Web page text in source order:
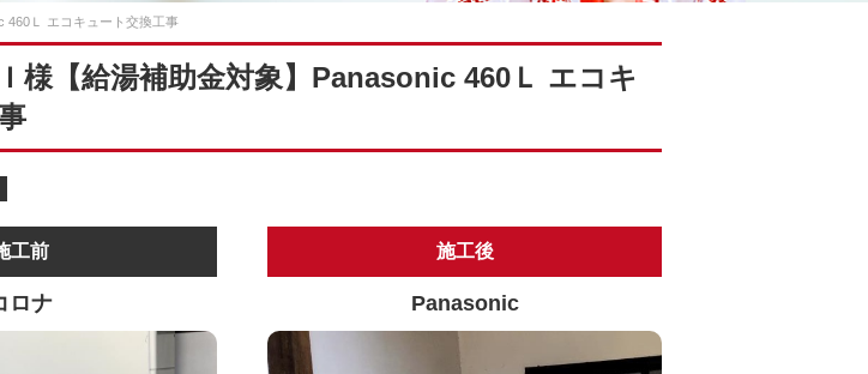
460Ｌ エコキュート交換工事
様【給湯補助金対象】Panasonic 460Ｌ エコキ
工前
ロナ
施工後
Panasonic